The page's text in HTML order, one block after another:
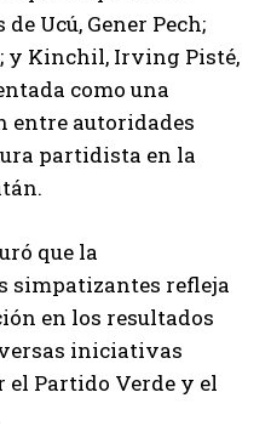
Ucú, Gener Pech;
y Kinchil, Irving Pisté,
como una
entre autoridades
partidista en la
que la
simpatizantes refleja
en los resultados
iniciativas
Partido Verde y el